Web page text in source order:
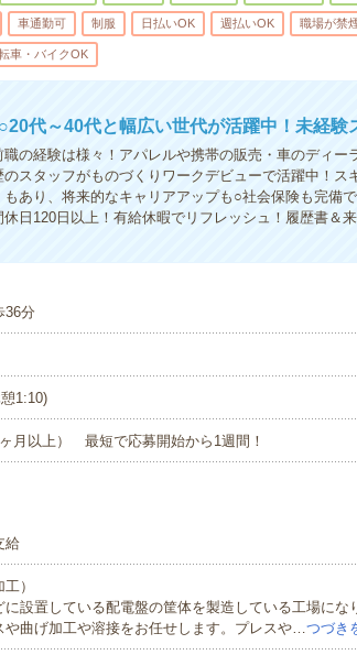
車通勤可 制服 日払いOK 週払いOK 職場が禁
車・バイクOK
代～40代と幅広い世代が活躍中！未経験
職の経験は様々！アパレルや携帯の販売・車のディー
のスタッフがものづくりワークデビューで活躍中！ス
あり、将来的なキャリアアップも○社会保険も完備
日120日以上！有給休暇でリフレッシュ！履歴書＆
36分
1:10)
月以上） 最短で応募開始から1週間！
給
）
に設置している配電盤の筐体を製造している工場にな
や曲げ加工や溶接をお任せします。プレスや…つづき